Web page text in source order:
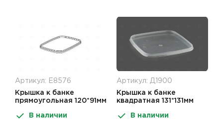
Артикул: Е8576
Крышка к банке
прямоугольная 120*91мм
В наличии
Артикул: Д1900
Крышка к банке
квадратная 131*131мм
В наличии